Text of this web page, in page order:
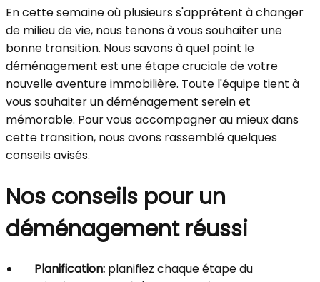
En cette semaine où plusieurs s'apprêtent à changer
de milieu de vie, nous tenons à vous souhaiter une
bonne transition. Nous savons à quel point le
déménagement est une étape cruciale de votre
nouvelle aventure immobilière. Toute l'équipe tient à
vous souhaiter un déménagement serein et
mémorable. Pour vous accompagner au mieux dans
cette transition, nous avons rassemblé quelques
conseils avisés.
Nos conseils pour un
déménagement réussi
Planification: planifiez chaque étape du